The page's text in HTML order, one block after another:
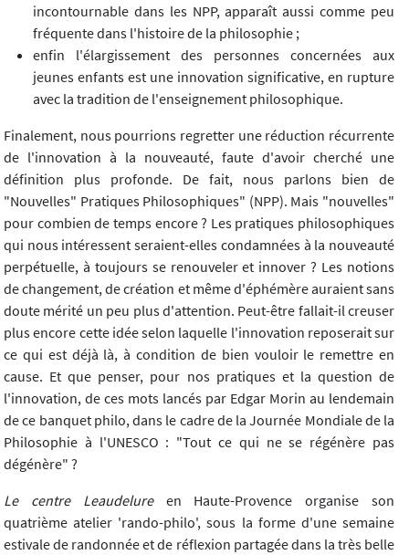
incontournable dans les NPP, apparaît aussi comme peu
fréquente dans l'histoire de la philosophie ;
enfin l'élargissement des personnes concernées aux
jeunes enfants est une innovation significative, en rupture
avec la tradition de l'enseignement philosophique.
Finalement, nous pourrions regretter une réduction récurrente
de l'innovation à la nouveauté, faute d'avoir cherché une
définition plus profonde. De fait, nous parlons bien de
"Nouvelles" Pratiques Philosophiques" (NPP). Mais "nouvelles"
pour combien de temps encore ? Les pratiques philosophiques
qui nous intéressent seraient-elles condamnées à la nouveauté
perpétuelle, à toujours se renouveler et innover ? Les notions
de changement, de création et même d'éphémère auraient sans
doute mérité un peu plus d'attention. Peut-être fallait-il creuser
plus encore cette idée selon laquelle l'innovation reposerait sur
ce qui est déjà là, à condition de bien vouloir le remettre en
cause. Et que penser, pour nos pratiques et la question de
l'innovation, de ces mots lancés par Edgar Morin au lendemain
de ce banquet philo, dans le cadre de la Journée Mondiale de la
Philosophie à l'UNESCO : "Tout ce qui ne se régénère pas
dégénère" ?
Le centre Leaudelureen Haute-Provence organise son
quatrième atelier 'rando-philo', sous la forme d'une semaine
estivale de randonnée et de réflexion partagée dans la très belle